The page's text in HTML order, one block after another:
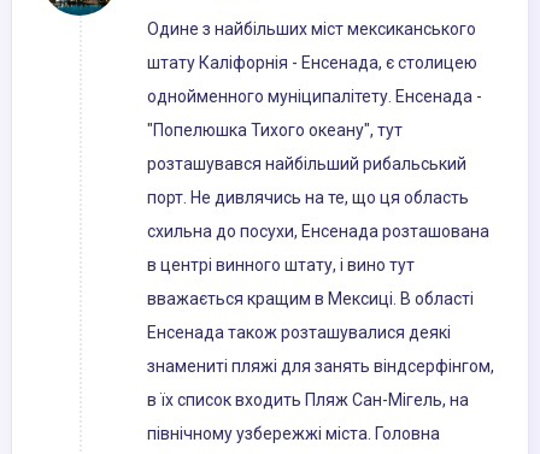
Одине з найбільших міст мексиканського
штату Каліфорнія - Енсенада, є столицею
однойменного муніципалітету. Енсенада -
"Попелюшка Тихого океану", тут
розташувався найбільший рибальський
порт. Не дивлячись на те, що ця область
схильна до посухи, Енсенада розташована
в центрі винного штату, і вино тут
вважається кращим в Мексиці. В області
Енсенада також розташувалися деякі
знамениті пляжі для занять віндсерфінгом,
в їх список входить Пляж Сан-Мігель, на
північному узбережжі міста. Головна